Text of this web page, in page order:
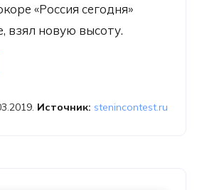
«Россия сегодня»
взял новую высоту.
имени Андрея
Источник: stenincontest.ru